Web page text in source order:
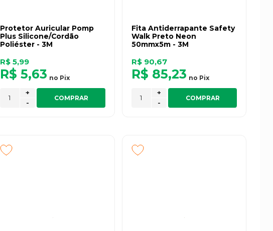
Protetor Auricular Pomp
Plus Silicone/Cordão
Poliéster - 3M
R$ 5,99
R$ 5,63 no Pix
-
+
COMPRAR
Fita Antiderrapante Safety
Walk Preto Neon
50mmx5m - 3M
R$ 90,67
R$ 85,23 no Pix
-
+
COMPRAR